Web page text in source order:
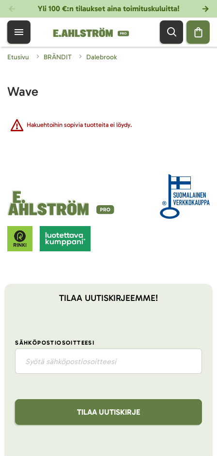
Yli 100 €:n tilaukset aina toimituskuluitta!
Etusivu BRÄNDIT Dalebrook
Wave
Hakuehtoihin sopivia tuotteita ei löydy.
TILAA UUTISKIRJEEMME!
SÄHKÖPOSTIOSOITTEESI
TILAA UUTISKIRJE